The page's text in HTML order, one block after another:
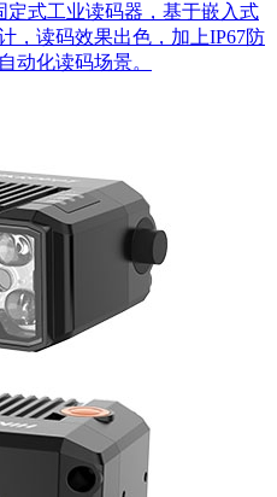
工业读码器，基于嵌入式
，读码效果出色，加上IP67防
化读码场景。